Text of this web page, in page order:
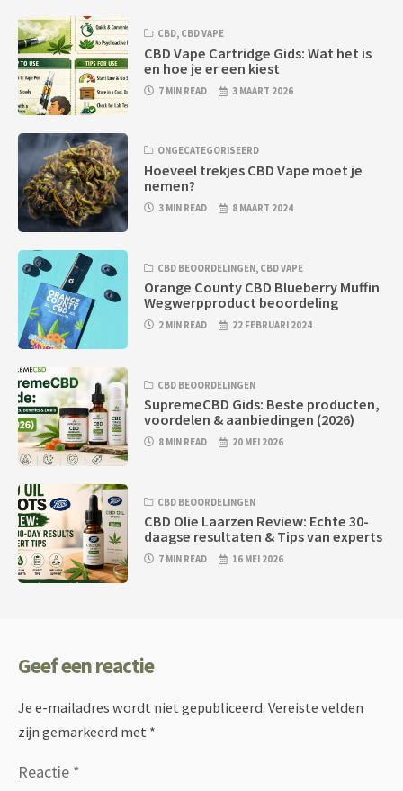
CBD, CBD VAPE
CBD Vape Cartridge Gids: Wat het is
en hoe je er een kiest
7 MIN READ 3 MAART 2026
ONGECATEGORISEERD
Hoeveel trekjes CBD Vape moet je
nemen?
3 MIN READ 8 MAART 2024
CBD BEOORDELINGEN, CBD VAPE
Orange County CBD Blueberry Muffin
Wegwerpproduct beoordeling
2 MIN READ 22 FEBRUARI 2024
CBD BEOORDELINGEN
SupremeCBD Gids: Beste producten,
voordelen & aanbiedingen (2026)
8 MIN READ 20 MEI 2026
CBD BEOORDELINGEN
CBD Olie Laarzen Review: Echte 30-
daagse resultaten & Tips van experts
7 MIN READ 16 MEI 2026
Geef een reactie
Je e-mailadres wordt niet gepubliceerd. Vereiste velden
zijn gemarkeerd met *
Reactie *